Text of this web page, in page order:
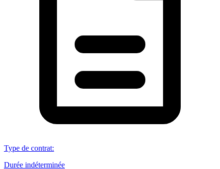
Type de contrat:
Durée indéterminée